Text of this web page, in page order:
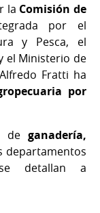
la Comisión de
por el
y Pesca, el
el Ministerio de
Fratti ha
por
de ganadería,
departamentos
detallan a